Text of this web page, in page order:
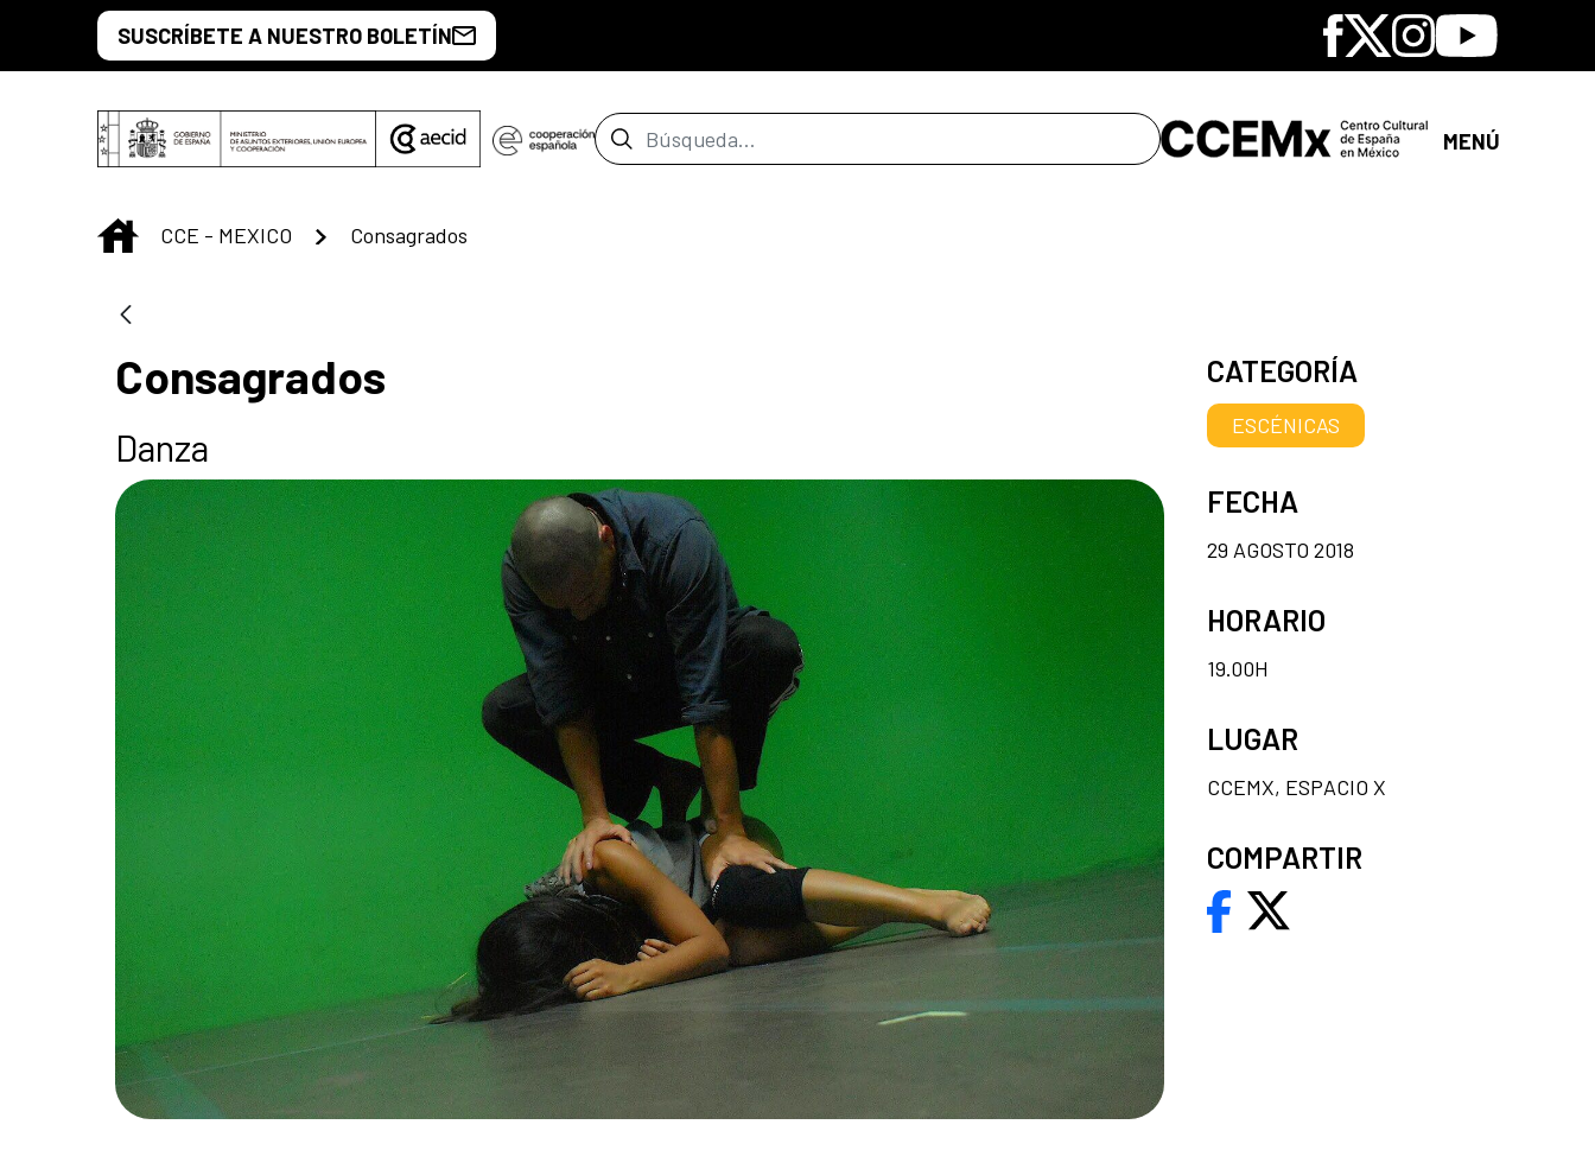
Saltar al contenido principal
SUSCRÍBETE A NUESTRO BOLETÍN Facebook
X Instagram
Youtube
Barra de búsqueda MENÚ
INICIO
CCE - MEXICO Consagrados
Consagrados
Danza
CATEGORÍA
ESCÉNICAS
FECHA
29 AGOSTO 2018
HORARIO
19.00H
LUGAR
CCEMX, ESPACIO X
COMPARTIR